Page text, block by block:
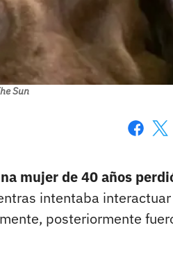
Sun
mujer de 40 años
intentaba interactuar
posteriormente